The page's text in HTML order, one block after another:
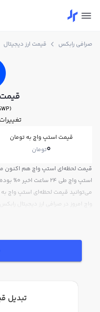
صرافی رابکس قیمت ارز دیجیتال
تغییرات ۲۴ ساعته:
قیمت استپ واچ به تومان
0تومان
استپ واچ
می‌توانید قیمت لحظه‌ای استپ واچ به
واچ امروز در صرافی ارز دیجیتال
تبدیل